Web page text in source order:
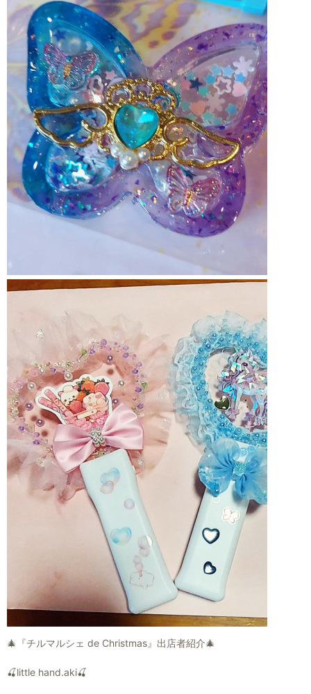
🎄『チルマルシェ de Christmas』出店者紹介🎄
🍒little hand.aki🍒